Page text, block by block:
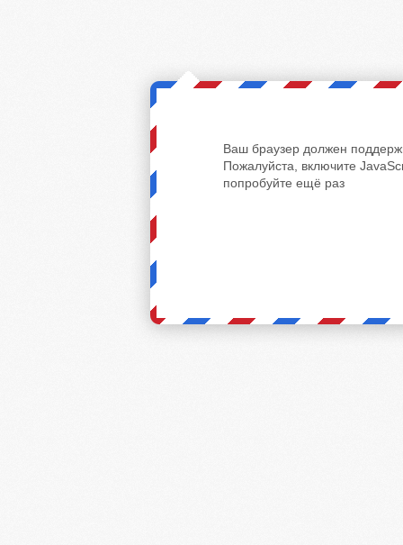
Ваш браузер должен
Пожалуйста, включите
попробуйте ещё раз